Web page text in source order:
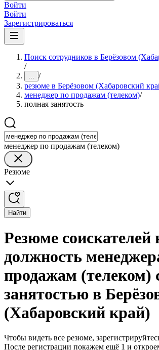
Войти
Войти
Зарегистрироваться
Поиск сотрудников в Берёзовом
/
... /
резюме в Берёзовом (Хабаровский
менеджер по продажам (телеком)/
полная занятость
менеджер по продажам (телеком)
Резюме
Найти
Резюме соискателей
должность
продажам (телеком)
занятостью в
(Хабаровский край)
Чтобы видеть все резюме,
После регистрации покажем ещё 1 и